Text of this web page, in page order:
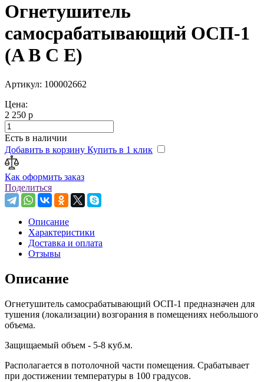
Огнетушитель
самосрабатывающий ОСП-1
(A B C E)
Артикул: 100002662
Цена:
2 250 р
Есть в наличии
Добавить в корзину Купить в 1 клик
Как оформить заказ
Поделиться
Описание
Характеристики
Доставка и оплата
Отзывы
Описание
Огнетушитель самосрабатывающий ОСП-1 предназначен для
тушения (локализации) возгорания в помещениях небольшого
объема.
Защищаемый объем - 5-8 куб.м.
Располагается в потолочной части помещения. Срабатывает
при достижении температуры в 100 градусов.